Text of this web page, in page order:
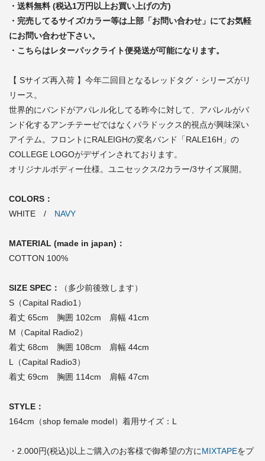
・送料無料 (税込1万円以上お買い上げの方)
・完売してるサイズ/カラー等は上部「お問い合わせ」にてお気軽
にお問い合わせ下さい。
・こちらはレターパックライト便発送が可能になります。
【 Sサイズ再入荷 】今年二回目となるレッドタグ・シリーズがリ
リース。
世界的にバンドがアパレル化してる昨今に対して、アパレルがバ
ンド化するアンチテーゼではなくパラドックス的視点が興味深い
アイテム。フロントにRALEIGHの変名バンド「RALE16H」の
COLLEGE LOGOがデザインされております。
オリジナルボディー仕様。ユニセックス/2カラー/3サイズ展開。
COLORS：
WHITE / NAVY
MATERIAL (made in japan)：
COTTON 100%
SIZE SPEC：
（多少前後致します）
S（Capital Radio1）
着丈 65cm 胸囲 102cm 肩幅 41cm
M（Capital Radio2）
着丈 68cm 胸囲 108cm 肩幅 44cm
L（Capital Radio3）
着丈 69cm 胸囲 114cm 肩幅 47cm
STYLE：
164cm（shop female model）着用サイズ：L
・2.000円(税込)以上ご購入のお客様で御希望の方にMIXTAPEをプ